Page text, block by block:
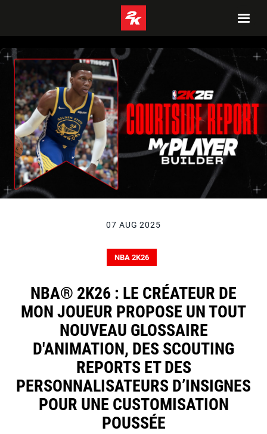
07 AUG 2025
NBA 2K26
NBA® 2K26 : LE CRÉATEUR DE
MON JOUEUR PROPOSE UN TOUT
NOUVEAU GLOSSAIRE
D'ANIMATION, DES SCOUTING
REPORTS ET DES
PERSONNALISATEURS D’INSIGNES
POUR UNE CUSTOMISATION
POUSSÉE